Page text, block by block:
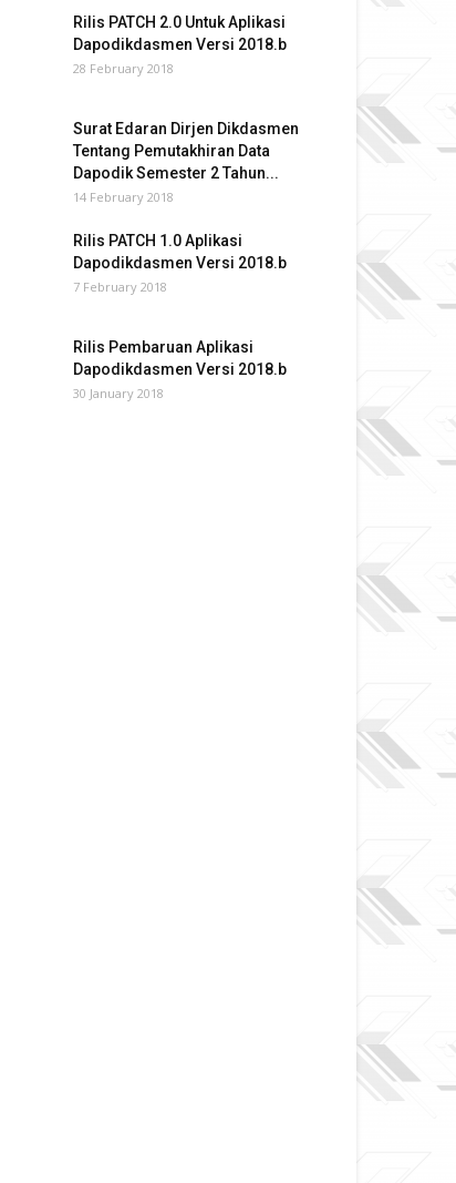
Rilis PATCH 2.0 Untuk Aplikasi
Dapodikdasmen Versi 2018.b
28 February 2018
Surat Edaran Dirjen Dikdasmen
Tentang Pemutakhiran Data
Dapodik Semester 2 Tahun...
14 February 2018
Rilis PATCH 1.0 Aplikasi
Dapodikdasmen Versi 2018.b
7 February 2018
Rilis Pembaruan Aplikasi
Dapodikdasmen Versi 2018.b
30 January 2018